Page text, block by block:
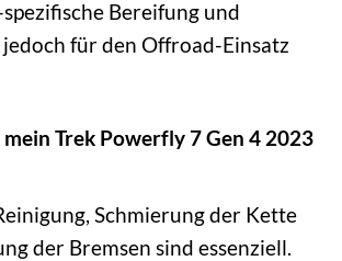
Bereifung und
für den Offroad-Einsatz
Trek Powerfly 7 Gen 4 2023
Schmierung der Kette
der Bremsen sind essenziell.